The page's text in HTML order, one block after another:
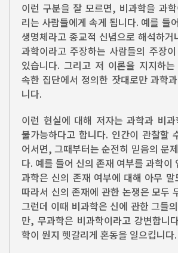
이런 구분을 잘 모르면, 비과학을 과
리는 사람들에게 속게 됩니다. 예를 들
생명체라고 종교적 신념으로 해석하
과학이라고 주장하는 사람들의 주장
있습니다. 그리고 저 이론을 지지하
속한 집단에서 정의한 잣대로만 과학
니다.
이런 현실에 대해 저자는 과학과 비
불가능하다고 합니다. 인간이 관찰할
어서면, 그때부터는 순전히 믿음의 문
다. 예를 들어 신의 존재 여부를 과학이
과학은 신의 존재 여부에 대해 아무 말
따라서 신의 존재에 관한 논쟁은 모두
그런데 이때 비과학은 신에 관한 그들
만, 무과학은 비과학이라고 강변합니
학이 뭔지 헷갈리게 혼동을 일으킵니다.